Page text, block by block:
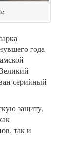
года
серийный
защиту,
так и